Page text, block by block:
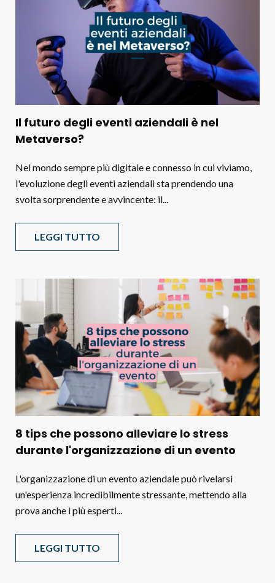
Il futuro degli eventi aziendali è nel
Metaverso?
Nel mondo sempre più digitale e connesso in cui viviamo,
l'evoluzione degli eventi aziendali sta prendendo una
svolta sorprendente e avvincente: il...
LEGGI TUTTO
8 tips che possono alleviare lo stress
durante l'organizzazione di un evento
L'organizzazione di un evento aziendale può rivelarsi
un'esperienza incredibilmente stressante, mettendo alla
prova anche i più esperti...
LEGGI TUTTO